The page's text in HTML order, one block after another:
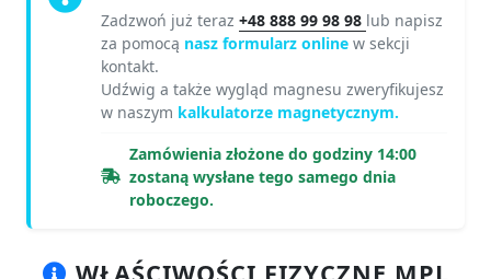
Zadzwoń już teraz +48 888 99 98 98 lub napisz
za pomocą nasz formularz online w sekcji
kontakt.
Udźwig a także wygląd magnesu zweryfikujesz
w naszym kalkulatorze magnetycznym.
Zamówienia złożone do godziny 14:00
zostaną wysłane tego samego dnia
roboczego.
WŁAŚCIWOŚCI FIZYCZNE MPL